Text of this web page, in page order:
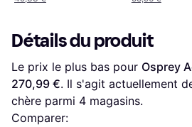
Détails du produit
Le prix le plus bas pour Osprey
270,99 €. Il s'agit actuellement
chère parmi 4 magasins.
Comparer: